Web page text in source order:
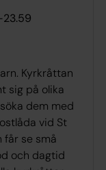
23.59
Kyrkråttan
sig på olika
dem med
vid St
får se små
och dagtid